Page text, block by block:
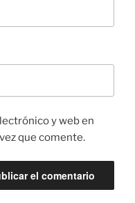
y web en
que comente.